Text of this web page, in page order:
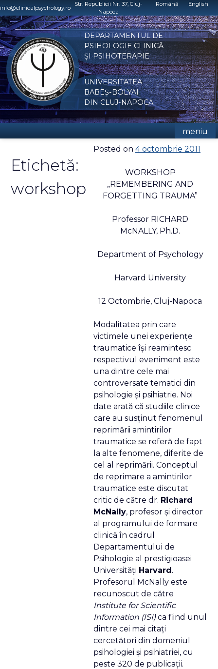
Skip
to
content
info@clinicalpsychology.ro
Str. Republicii Nr. 37, Cluj-
Napoca
Română English
DEPARTAMENTUL DE
PSIHOLOGIE CLINICĂ
ȘI PSIHOTERAPIE
UNIVERSITATEA
BABEȘ-BOLYAI
DIN CLUJ-NAPOCA
meniu
Etichetă:
workshop
Posted on 4 octombrie 2011
WORKSHOP
„REMEMBERING AND
FORGETTING TRAUMA”
Professor RICHARD
McNALLY, Ph.D.
Department of Psychology
Harvard University
12 Octombrie, Cluj-Napoca
Modalitatea prin care
victimele unei experienţe
traumatice îşi reamintesc
respectivul eveniment este
una dintre cele mai
controversate tematici din
psihologie şi psihiatrie. Noi
date arată că studiile clinice
care au susţinut fenomenul
reprimării amintirilor
traumatice se referă de fapt
la alte fenomene, diferite de
cel al reprimării. Conceptul
de reprimare a amintirilor
traumatice este discutat
critic de către dr. Richard
McNally, profesor şi director
al programului de formare
clinică în cadrul
Departamentului de
Psihologie al prestigioasei
Universităţi Harvard.
Profesorul McNally este
recunoscut de către
Institute for Scientific
Information (ISI)ca fiind unul
dintre cei mai citaţi
cercetători din domeniul
psihologiei şi psihiatriei, cu
peste 320 de publicaţii.